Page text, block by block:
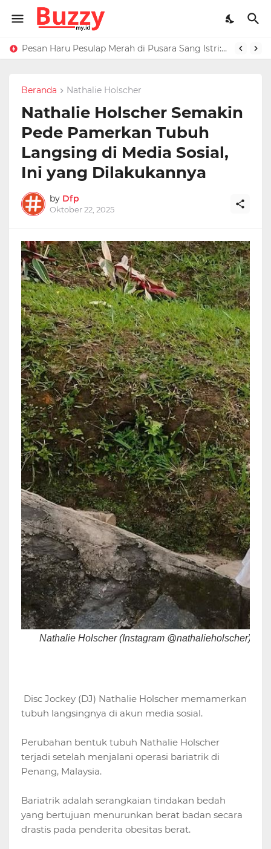
Pesan Haru Pesulap Merah di Pusara Sang Istri: Sekarang Kamu Enggak Perlu Sakit Disuntik Lagi
Raffi Ahmad Masih di LN, Kirim Rp 1 M ke Jeje Buat Korban Longsor Bandung Barat
Beranda Nathalie Holscher
Nathalie Holscher Semakin
Pede Pamerkan Tubuh
Langsing di Media Sosial,
Ini yang Dilakukannya
by Dfp
Oktober 22, 2025
Nathalie Holscher (Instagram @nathalieholscher)
Disc Jockey (DJ) Nathalie Holscher memamerkan
tubuh langsingnya di akun media sosial.
Perubahan bentuk tubuh Nathalie Holscher
terjadi setelah menjalani operasi bariatrik di
Penang, Malaysia.
Bariatrik adalah serangkaian tindakan bedah
yang bertujuan menurunkan berat badan secara
drastis pada penderita obesitas berat.